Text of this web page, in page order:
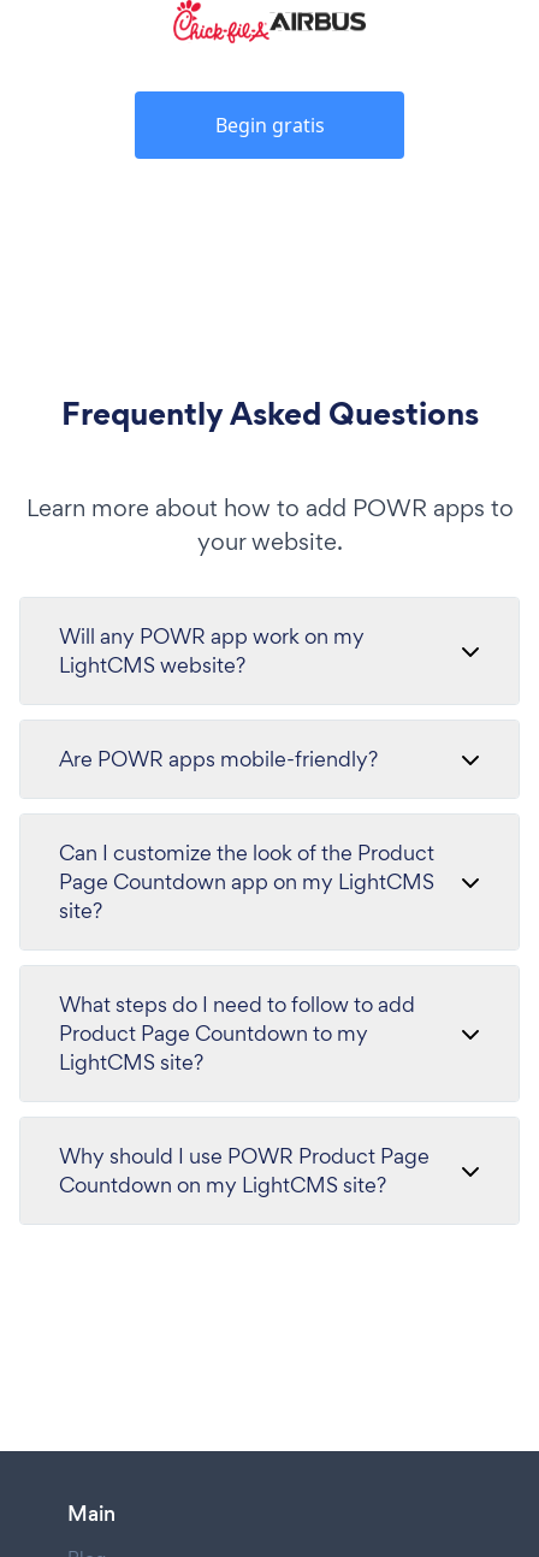
Begin gratis
Frequently Asked Questions
Learn more about how to add POWR apps to
your website.
Will any POWR app work on my
LightCMS website?
Are POWR apps mobile-friendly?
Can I customize the look of the Product
Page Countdown app on my LightCMS
site?
What steps do I need to follow to add
Product Page Countdown to my
LightCMS site?
Why should I use POWR Product Page
Countdown on my LightCMS site?
Main